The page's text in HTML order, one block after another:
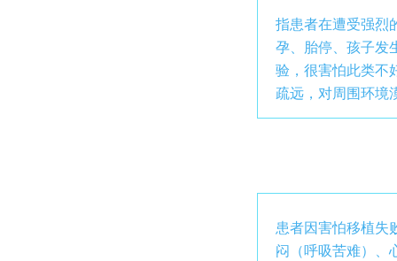
指患者在遭受强烈
孕、胎停、孩子发
验，很害怕此类不
疏远，对周围环境
患者因害怕移植失
闷（呼吸苦难）、